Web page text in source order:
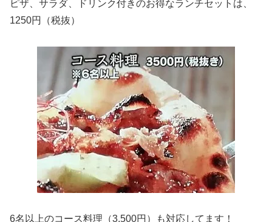
ピザ、サラダ、ドリンク付きのお得なランチセットは、
1250円（税抜）
6名以上のコース料理（3,500円）も対応してます！